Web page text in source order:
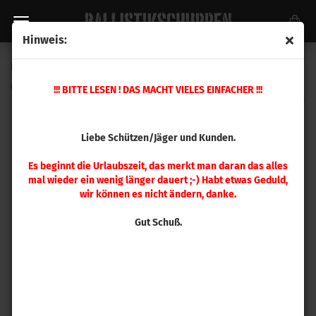
Hinweis:
!!! BITTE LESEN ! DAS MACHT VIELES EINFACHER !!!
Liebe Schützen/Jäger und Kunden.
Es beginnt die Urlaubszeit, das merkt man daran das alles
mal wieder ein wenig länger dauert ;-) Habt etwas Geduld,
wir können es nicht ändern, danke.
Gut Schuß.
046699)